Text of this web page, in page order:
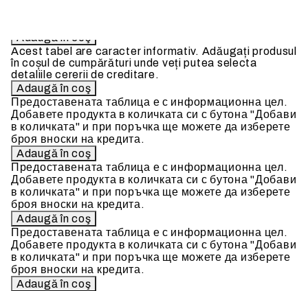
Acest tabel are caracter informativ. Adăugați produsul
în coșul de cumpărături unde veți putea selecta
detaliile cererii de creditare.
Предоставената таблица е с информационна цел.
Добавете продукта в количката си с бутона "Добави
в количката" и при поръчка ще можете да изберете
броя вноски на кредита.
Предоставената таблица е с информационна цел.
Добавете продукта в количката си с бутона "Добави
в количката" и при поръчка ще можете да изберете
броя вноски на кредита.
Предоставената таблица е с информационна цел.
Добавете продукта в количката си с бутона "Добави
в количката" и при поръчка ще можете да изберете
броя вноски на кредита.